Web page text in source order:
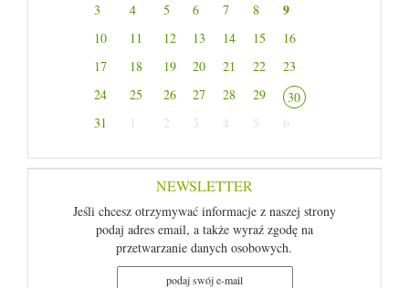
3
4 5 6 7 8 9
10 11 12 13 14 15
16
17
18 19 20 21 22
23
24
25 26 27 28 29
30
31
1 2 3 4 5 6
NEWSLETTER
Jeśli chcesz otrzymywać informacje z naszej strony
podaj adres email, a także wyraź zgodę na
przetwarzanie danych osobowych.